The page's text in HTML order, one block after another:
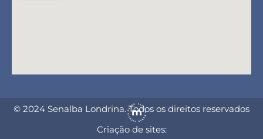
© 2024 Senalba Londrina. Todos os direitos reservados
Criação de sites: